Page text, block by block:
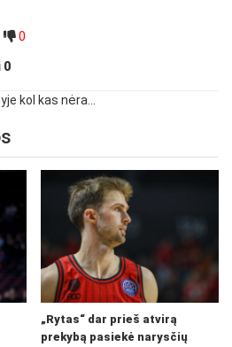
0
0
kol kas nėra...
„Rytas“ dar prieš atvirą
prekybą pasiekė narysčių